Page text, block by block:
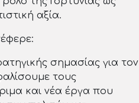
αξία.
σημασίας για τον
τους
και νέα έργα που